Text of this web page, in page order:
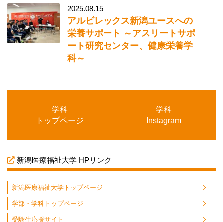
2025.08.15
アルビレックス新潟ユースへの
栄養サポート ～アスリートサポ
ート研究センター、健康栄養学
科～
学科
トップページ
学科
Instagram
新潟医療福祉大学 HPリンク
新潟医療福祉大学トップページ
学部・学科トップページ
受験生応援サイト